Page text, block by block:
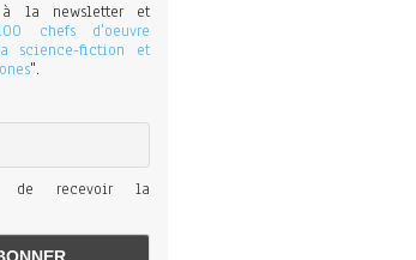
à la newsletter et
chefs d'oeuvre
science-fiction et
".
de recevoir la